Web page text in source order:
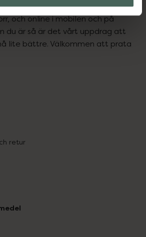
här för dig. Du hittar oss från Skåne i
och online i mobilen och på
du är så är det vårt uppdrag att
lite bättre. Välkommen att prata
retur